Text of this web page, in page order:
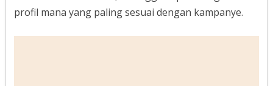
profil mana yang paling sesuai dengan kampanye.